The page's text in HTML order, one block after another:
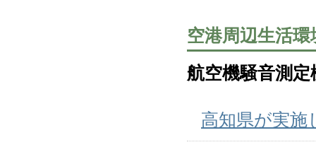
空港周辺生活
航空機騒音測
高知県が実